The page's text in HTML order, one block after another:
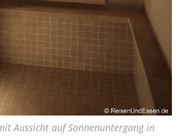
Aussicht auf Sonnenuntergang in